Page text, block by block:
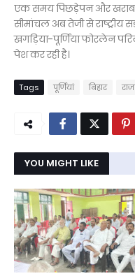
एक समय पिछड़ेपन और खराब
सीमांचल अब तेजी से राष्ट्रीय
खगड़िया-पूर्णिया फोरलेन
पेश कर रही है।
Tags पूर्णियां बिहार
YOU MIGHT LIKE